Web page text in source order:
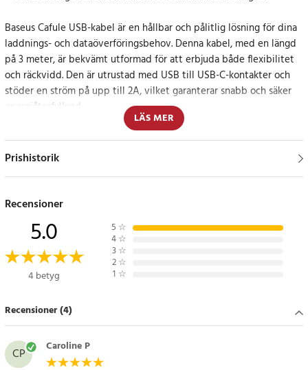
Baseus Cafule USB-kabel är en hållbar och pålitlig lösning för dina
laddnings- och dataöverföringsbehov. Denna kabel, med en längd
på 3 meter, är bekvämt utformad för att erbjuda både flexibilitet
och räckvidd. Den är utrustad med USB till USB-C-kontakter och
stöder en ström på upp till 2A, vilket garanterar snabb och säker
energiåterfyllnad.
Säker och hållbar design
och hållbara aluminiumkontakter som är motståndskraftiga mot
Specifikation
- Varumärke: Baseus
- Namn: Cafule Cable
- Material: aluminium + nylon + TPE
- Ström: 2A (max)
- Längd: 3 meter
- Funktioner: dataöverföring/laddning
LÄS MER
Prishistorik
Recensioner
5.0
4 betyg
5 ☆
4 ☆
3 ☆
2 ☆
1 ☆
Recensioner (4)
CP Caroline P